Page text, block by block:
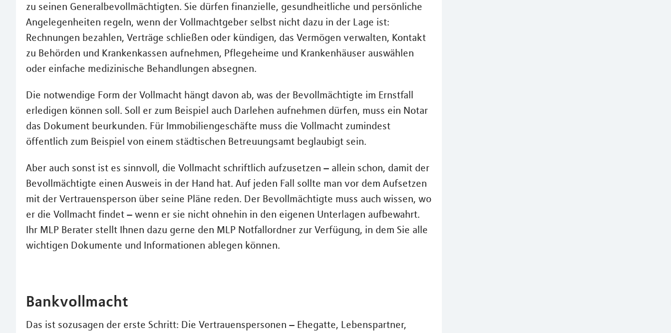
zu seinen Generalbevollmächtigten. Sie dürfen finanzielle, gesundheitliche und persönliche
Angelegenheiten regeln, wenn der Vollmachtgeber selbst nicht dazu in der Lage ist:
Rechnungen bezahlen, Verträge schließen oder kündigen, das Vermögen verwalten, Kontakt
zu Behörden und Krankenkassen aufnehmen, Pflegeheime und Krankenhäuser auswählen
oder einfache medizinische Behandlungen absegnen.
Die notwendige Form der Vollmacht hängt davon ab, was der Bevollmächtigte im Ernstfall
erledigen können soll. Soll er zum Beispiel auch Darlehen aufnehmen dürfen, muss ein Notar
das Dokument beurkunden. Für Immobiliengeschäfte muss die Vollmacht zumindest
öffentlich zum Beispiel von einem städtischen Betreuungsamt beglaubigt sein.
Aber auch sonst ist es sinnvoll, die Vollmacht schriftlich aufzusetzen – allein schon, damit der
Bevollmächtigte einen Ausweis in der Hand hat. Auf jeden Fall sollte man vor dem Aufsetzen
mit der Vertrauensperson über seine Pläne reden. Der Bevollmächtigte muss auch wissen, wo
er die Vollmacht findet – wenn er sie nicht ohnehin in den eigenen Unterlagen aufbewahrt.
Ihr MLP Berater stellt Ihnen dazu gerne den MLP Notfallordner zur Verfügung, in dem Sie alle
wichtigen Dokumente und Informationen ablegen können.
Bankvollmacht
Das ist sozusagen der erste Schritt: Die Vertrauenspersonen – Ehegatte, Lebenspartner,